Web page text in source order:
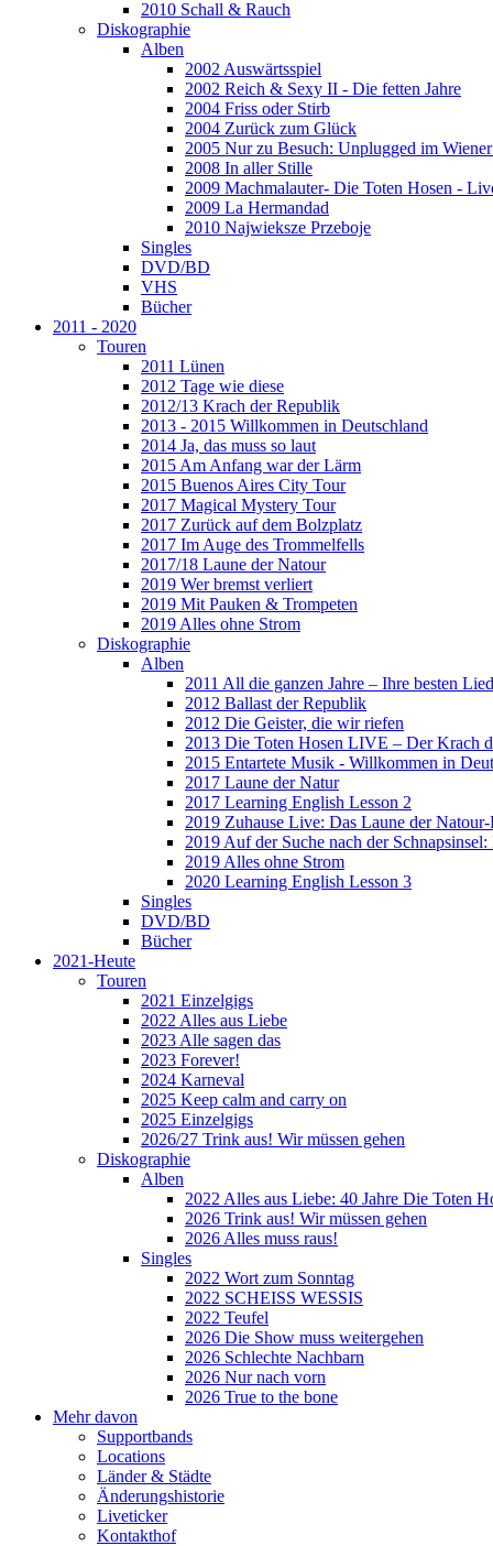
2010 Schall & Rauch
Diskographie
Alben
2002 Auswärtsspiel
2002 Reich & Sexy II - Die fetten Jahre
2004 Friss oder Stirb
2004 Zurück zum Glück
2005 Nur zu Besuch: Unplugged im
2008 In aller Stille
2009 Machmalauter- Die Toten Hosen -
2009 La Hermandad
2010 Najwieksze Przeboje
Singles
DVD/BD
VHS
Bücher
2011 - 2020
Touren
2011 Lünen
2012 Tage wie diese
2012/13 Krach der Republik
2013 - 2015 Willkommen in Deutschland
2014 Ja, das muss so laut
2015 Am Anfang war der Lärm
2015 Buenos Aires City Tour
2017 Magical Mystery Tour
2017 Zurück auf dem Bolzplatz
2017 Im Auge des Trommelfells
2017/18 Laune der Natour
2019 Wer bremst verliert
2019 Mit Pauken & Trompeten
2019 Alles ohne Strom
Diskographie
Alben
2011 All die ganzen Jahre – Ihre besten
2012 Ballast der Republik
2012 Die Geister, die wir riefen
2013 Die Toten Hosen LIVE – Der Krach
2015 Entartete Musik - Willkommen in
2017 Laune der Natur
2017 Learning English Lesson 2
2019 Zuhause Live: Das Laune der
2019 Auf der Suche nach der
2019 Alles ohne Strom
2020 Learning English Lesson 3
Singles
DVD/BD
Bücher
2021-Heute
Touren
2021 Einzelgigs
2022 Alles aus Liebe
2023 Alle sagen das
2023 Forever!
2024 Karneval
2025 Keep calm and carry on
2025 Einzelgigs
2026/27 Trink aus! Wir müssen gehen
Diskographie
Alben
2022 Alles aus Liebe: 40 Jahre Die Toten
2026 Trink aus! Wir müssen gehen
2026 Alles muss raus!
Singles
2022 Wort zum Sonntag
2022 SCHEISS WESSIS
2022 Teufel
2026 Die Show muss weitergehen
2026 Schlechte Nachbarn
2026 Nur nach vorn
2026 True to the bone
Mehr davon
Supportbands
Locations
Länder & Städte
Änderungshistorie
Liveticker
Kontakthof